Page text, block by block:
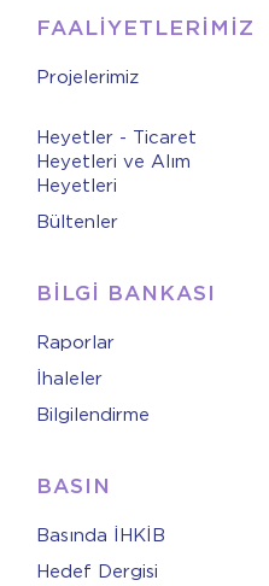
FAALİYETLERİMİZ
Projelerimiz
Heyetler - Ticaret
Heyetleri ve Alım
Heyetleri
Bültenler
BİLGİ BANKASI
Raporlar
İhaleler
Bilgilendirme
BASIN
Basında İHKİB
Hedef Dergisi